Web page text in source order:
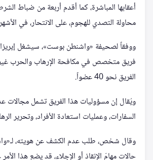
أعقابها المباشرة، كما أقدم أربعة من ضباط
محاولة التصدي للهجوم، على الانتحار، في
ووفقاً لصحيفة «واشنطن بوست»، سيشغل
فريق متخصص في مكافحة الإرهاب والحرب غير
الفريق نحو 40 عضواً.
ويُقال إن مسؤوليات هذا الفريق تشمل مجالات
السفارات، وعمليات استعادة الأفراد، وتحرير
وقال شخص، طلب عدم الكشف عن هويته،
حالات مهامّ الإنقاذ أو الإجلاء، قد يضع هذا